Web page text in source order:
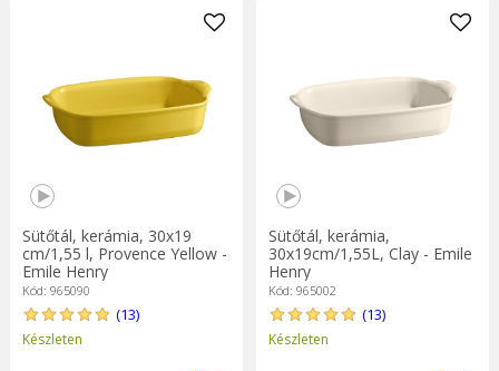
Sütőtál, kerámia, 30x19
cm/1,55 l, Provence Yellow -
Emile Henry
Kód: 965090
(13)
Készleten
Sütőtál, kerámia,
30x19cm/1,55L, Clay - Emile
Henry
Kód: 965002
(13)
Készleten